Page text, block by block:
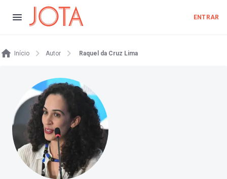
ENTRAR
Início Autor Raquel da Cruz Lima